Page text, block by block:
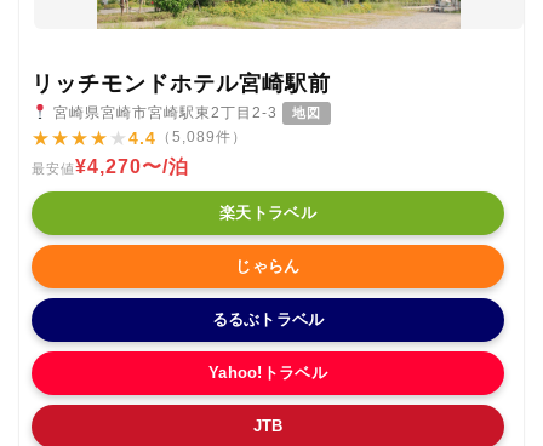
リッチモンドホテル宮崎駅前
宮崎県宮崎市宮崎駅東2丁目2-3 地図
★★★★ ★4.4 （5,089件）
最安値¥4,270〜/泊
楽天トラベル
じゃらん
るるぶトラベル
Yahoo!トラベル
JTB